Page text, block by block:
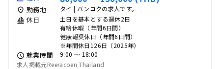
勤務地 タイ | バンコクの求人です。
休日
土日を基本とする週休2日
有給休暇（年間6日間）
健康報奨休日（年間6日間）
※年間休日126日（2025年）
就業時間
9:00 〜 18:00
求人掲載元Reeracoen Thailand